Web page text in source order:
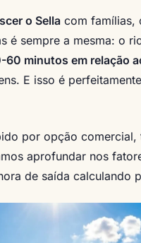
o Sella com famílias,
é sempre a mesma: o
minutos em relação
E isso é
por opção comercial,
aprofundar nos
de saída calculando